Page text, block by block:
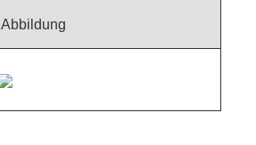
Abbildung